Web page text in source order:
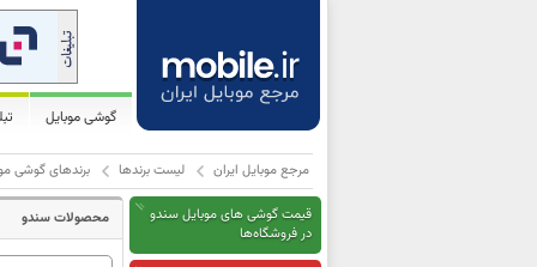
گوشی موبایل
مرجع موبایل ایران لیست برندها برندهای گوشی
قیمت گوشی های موبایل سندو
در فروشگاه‌ها
محصولات سندو